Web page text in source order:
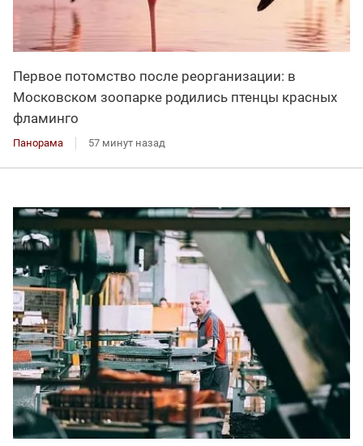
Первое потомство после реорганизации: в
Московском зоопарке родились птенцы красных
фламинго
Панорама 57 минут назад